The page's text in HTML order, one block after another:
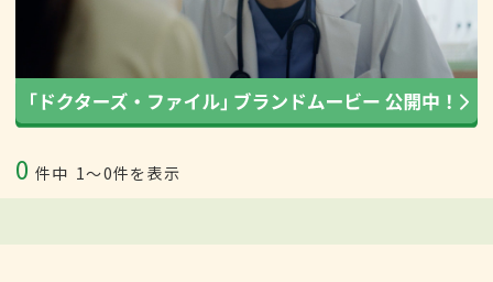
0 件中 1〜0件を表示